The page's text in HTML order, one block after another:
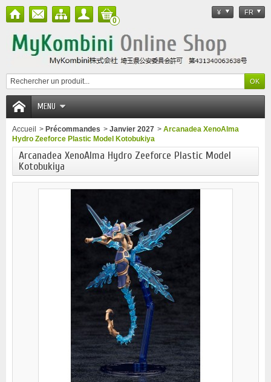
¥ FR
0
MENU
Accueil > Précommandes > Janvier 2027 > Arcanadea XenoAlma
Hydro Zeeforce Plastic Model Kotobukiya
Arcanadea XenoAlma Hydro Zeeforce Plastic Model
Kotobukiya